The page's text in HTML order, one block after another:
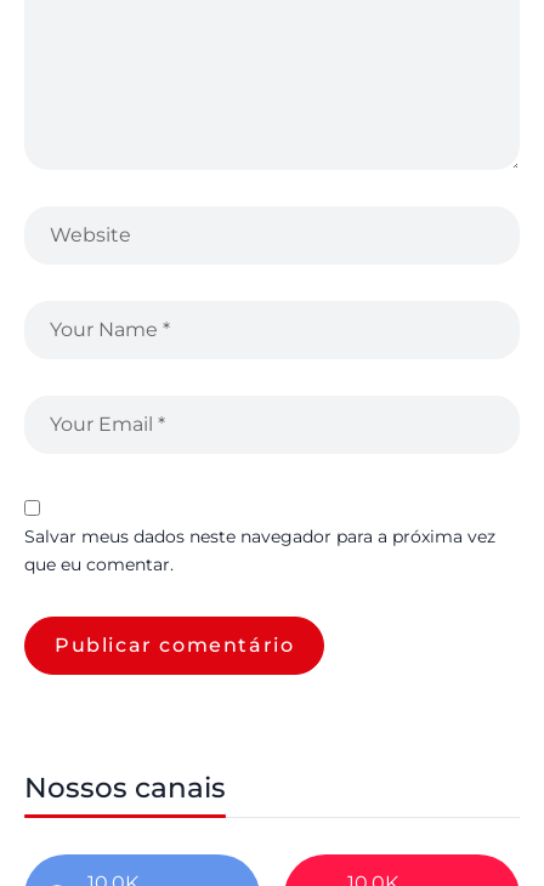
Salvar meus dados neste navegador para a próxima vez
que eu comentar.
Nossos canais